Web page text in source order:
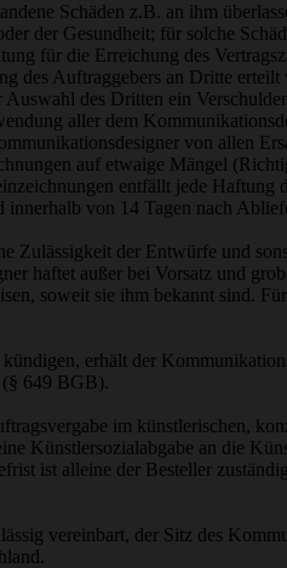
Schäden z.B. an ihm
der Gesundheit; für solche
für die Erreichung des
des Auftraggebers an Dritte
des Dritten ein
aller dem
von allen
auf etwaige Mängel
entfällt jede
innerhalb von 14 Tagen nach
Zulässigkeit der Entwürfe und
haftet außer bei Vorsatz und
soweit sie ihm bekannt sind.
erhält der
(§ 649 BGB).
im künstlerischen,
Künstlersozialabgabe an die
ist alleine der Besteller
vereinbart, der Sitz des